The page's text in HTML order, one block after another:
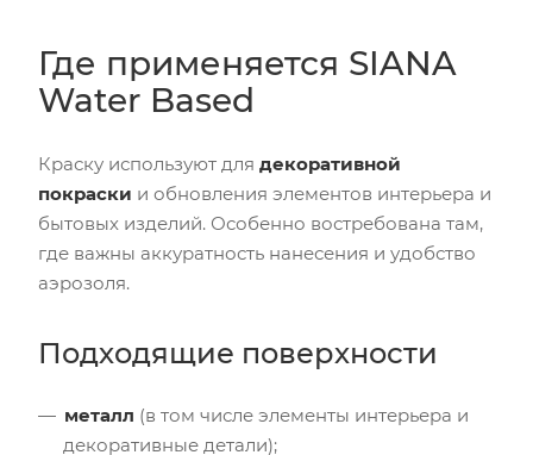
Где применяется SIANA
Water Based
Краску используют для декоративной
покраски и обновления элементов интерьера и
бытовых изделий. Особенно востребована там,
где важны аккуратность нанесения и удобство
аэрозоля.
Подходящие поверхности
металл (в том числе элементы интерьера и
декоративные детали);